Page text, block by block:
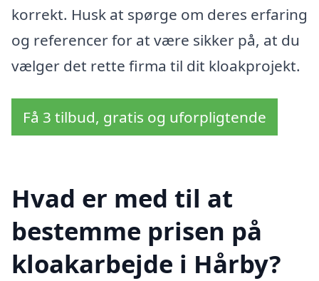
korrekt. Husk at spørge om deres erfaring
og referencer for at være sikker på, at du
vælger det rette firma til dit kloakprojekt.
Få 3 tilbud, gratis og uforpligtende
Hvad er med til at
bestemme prisen på
kloakarbejde i Hårby?